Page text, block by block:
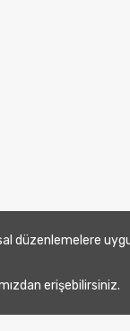
düzenlemelere
erişebilirsiniz.